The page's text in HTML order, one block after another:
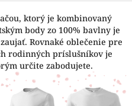
ktorý je kombinovaný
body zo 100% bavlny je
Rovnaké oblečenie pre
rodinných príslušníkov je
určite zabodujete.